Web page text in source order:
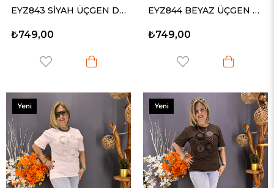
EYZ843 SİYAH ÜÇGEN DERİLİ VE BONCUK İŞLEMELİ PENYE TİŞORT
₺749,00
EYZ844 BEYAZ ÜÇGEN DERİLİ VE BONCUK İŞLEMELİ PENYE TİŞORT
₺749,00
Yeni
Yeni
Ürün